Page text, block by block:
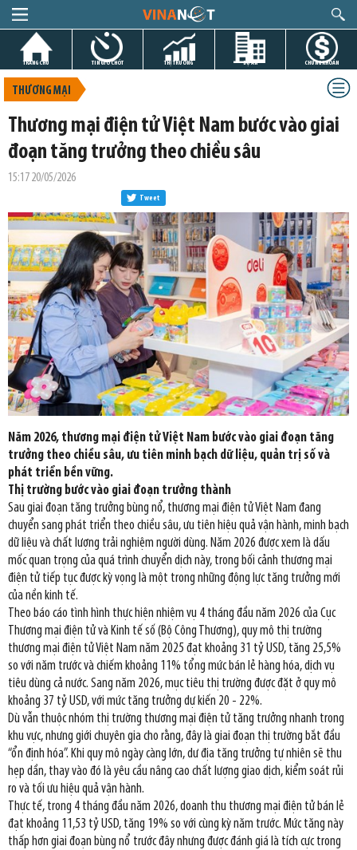
TRANG CHỦ TIN GIỜ CHÓT THỊ TRƯỜNG DỰ ÁN CHỨNG KHOÁN
THƯƠNG MẠI
Thương mại điện tử Việt Nam bước vào giai
đoạn tăng trưởng theo chiều sâu
15:17 20/05/2026
Tweet
Năm 2026, thương mại điện tử Việt Nam bước vào giai đoạn tăng
trưởng theo chiều sâu, ưu tiên minh bạch dữ liệu, quản trị số và
phát triển bền vững.
Thị trường bước vào giai đoạn trưởng thành
Sau giai đoạn tăng trưởng bùng nổ, thương mại điện tử Việt Nam đang
chuyển sang phát triển theo chiều sâu, ưu tiên hiệu quả vận hành, minh bạch
dữ liệu và chất lượng trải nghiệm người dùng. Năm 2026 được xem là dấu
mốc quan trọng của quá trình chuyển dịch này, trong bối cảnh thương mại
điện tử tiếp tục được kỳ vọng là một trong những động lực tăng trưởng mới
của nền kinh tế.
Theo báo cáo tình hình thực hiện nhiệm vụ 4 tháng đầu năm 2026 của Cục
Thương mại điện tử và Kinh tế số (Bộ Công Thương), quy mô thị trường
thương mại điện tử Việt Nam năm 2025 đạt khoảng 31 tỷ USD, tăng 25,5%
so với năm trước và chiếm khoảng 11% tổng mức bán lẻ hàng hóa, dịch vụ
tiêu dùng cả nước. Sang năm 2026, mục tiêu thị trường được đặt ở quy mô
khoảng 37 tỷ USD, với mức tăng trưởng dự kiến 20 - 22%.
Dù vẫn thuộc nhóm thị trường thương mại điện tử tăng trưởng nhanh trong
khu vực, nhưng giới chuyên gia cho rằng, đây là giai đoạn thị trường bắt đầu
“ổn định hóa”. Khi quy mô ngày càng lớn, dư địa tăng trưởng tự nhiên sẽ thu
hẹp dần, thay vào đó là yêu cầu nâng cao chất lượng giao dịch, kiểm soát rủi
ro và tối ưu hiệu quả vận hành.
Thực tế, trong 4 tháng đầu năm 2026, doanh thu thương mại điện tử bán lẻ
đạt khoảng 11,53 tỷ USD, tăng 19% so với cùng kỳ năm trước. Mức tăng này
thấp hơn giai đoạn bùng nổ trước đây nhưng được đánh giá là tích cực trong